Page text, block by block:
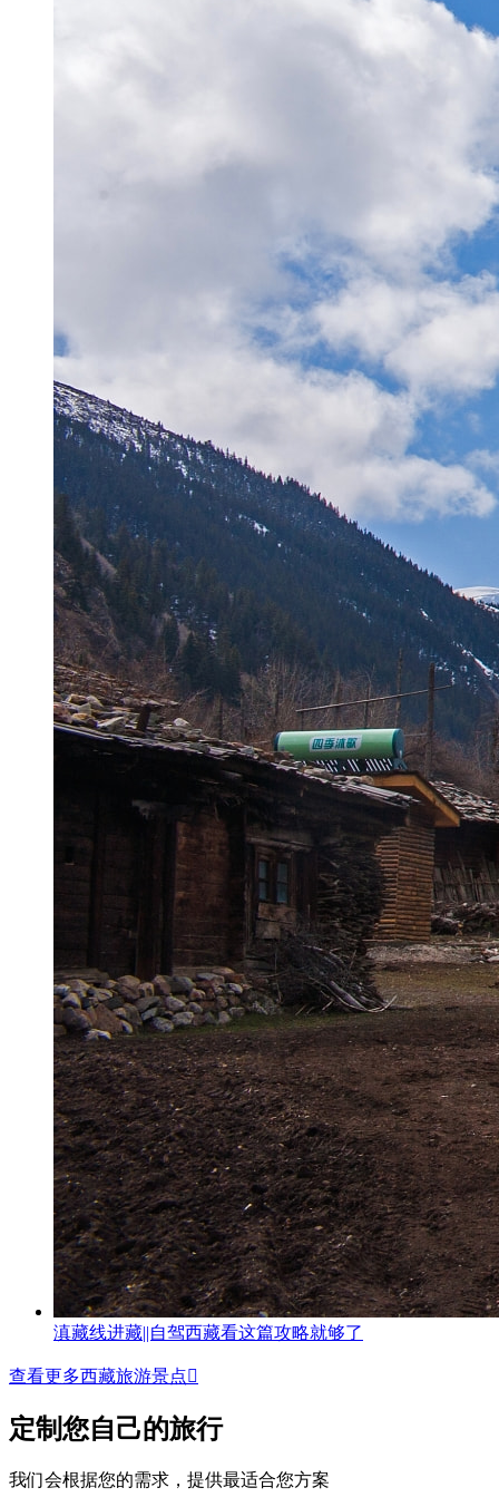
滇藏线进藏||自驾西藏看这篇攻略就够了
查看更多西藏旅游景点
定制您自己的旅行
我们会根据您的需求，提供最适合您方案